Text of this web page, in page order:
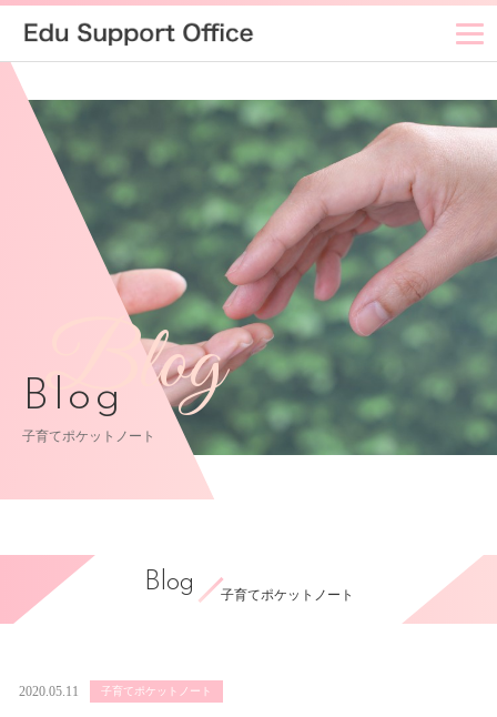
Blog
Blog
子育てポケットノート
Blog
子育てポケットノート
2020.05.11 子育てポケットノート